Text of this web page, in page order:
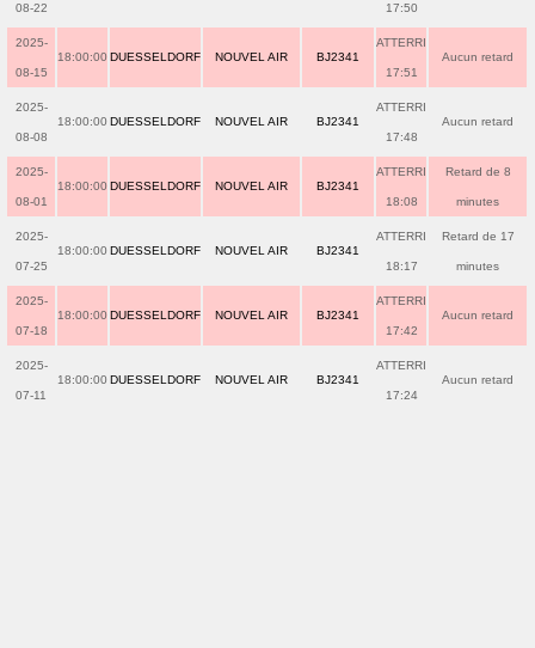
08-22 17:50
2025-
08-15
18:00:00 DUESSELDORF NOUVEL AIR BJ2341
ATTERRI
17:51
Aucun retard
2025-
08-08
18:00:00 DUESSELDORF NOUVEL AIR BJ2341
ATTERRI
17:48
Aucun retard
2025-
08-01
18:00:00 DUESSELDORF NOUVEL AIR BJ2341
ATTERRI
18:08
Retard de 8
minutes
2025-
07-25
18:00:00 DUESSELDORF NOUVEL AIR BJ2341
ATTERRI
18:17
Retard de 17
minutes
2025-
07-18
18:00:00 DUESSELDORF NOUVEL AIR BJ2341
ATTERRI
17:42
Aucun retard
2025-
07-11
18:00:00 DUESSELDORF NOUVEL AIR BJ2341
ATTERRI
17:24
Aucun retard